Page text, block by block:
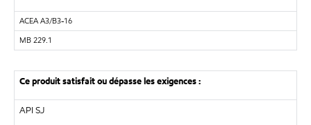
ACEA A3/B3-16
MB 229.1
Ce produit satisfait ou dépasse les exigences :
API SJ